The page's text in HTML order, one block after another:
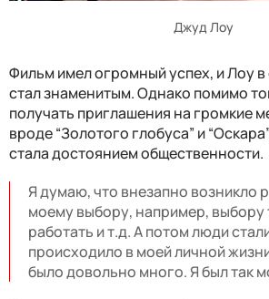
Джуд Лоу
Фильм имел огромный успех, и Лоу
стал знаменитым. Однако помимо
получать приглашения на громкие
вроде “Золотого глобуса” и
стала достоянием общественности.
Я думаю, что внезапно возникло
моему выбору, например, выбору
работать и т.д. А потом люди
происходило в моей личной
было довольно много. Я был так